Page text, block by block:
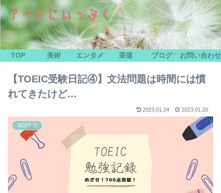
TOP 美術 エンタメ 茶道 ブログ お問い合わせ
【TOEIC受験日記④】文法問題は時間には慣
れてきたけど…
2023.01.24 2023.01.20
英語学習